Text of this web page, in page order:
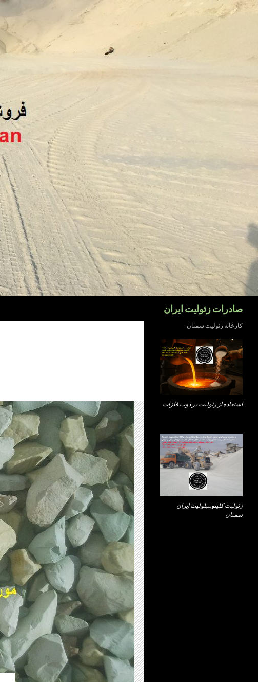
رفتن
صادرات زئولیت ایران
کارخانه زئولیت سمنان
استفاده از زئولیت در ذوب فلزات
زئولیت کلینوپتیلولیت ایران
سمنان